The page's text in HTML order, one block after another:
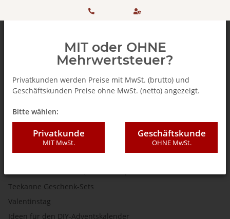
+ 49
506 98
einkaufen
SSL
Geschenkideen
Teekanne Geschenk-Sets
Valentinstag
Ideen für den DIY-Adventskalender
MIT oder OHNE
Mehrwertsteuer?
Privatkunden werden Preise mit MwSt. (brutto) und
Geschäftskunden Preise ohne MwSt. (netto) angezeigt.
Bitte wählen:
Privatkunde
MIT MwSt.
Geschäftskunde
OHNE MwSt.